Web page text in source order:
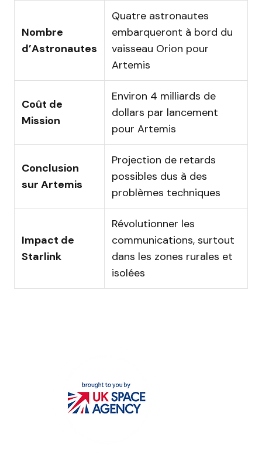
Nombre
d’Astronautes
Quatre astronautes
embarqueront à bord du
vaisseau Orion pour
Artemis
Coût de
Mission
Environ 4 milliards de
dollars par lancement
pour Artemis
Conclusion
sur Artemis
Projection de retards
possibles dus à des
problèmes techniques
Impact de
Starlink
Révolutionner les
communications, surtout
dans les zones rurales et
isolées